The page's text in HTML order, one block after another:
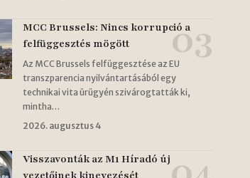
MCC Brussels: Nincs korrupció a
felfüggesztés mögött
Az MCC Brussels felfüggesztése az EU
transzparencia nyilvántartásából egy
technikai vita ürügyén szivárogtatták ki,
mintha…
2026. augusztus 4
Visszavonták az M1 Híradó új
vezetőinek kinevezését